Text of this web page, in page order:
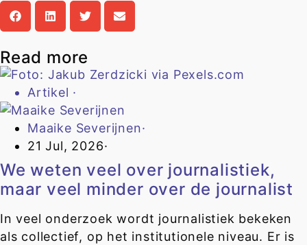
Read more
Artikel ·
Maaike Severijnen·
21 Jul, 2026·
We weten veel over journalistiek,
maar veel minder over de journalist
In veel onderzoek wordt journalistiek bekeken
als collectief, op het institutionele niveau. Er is